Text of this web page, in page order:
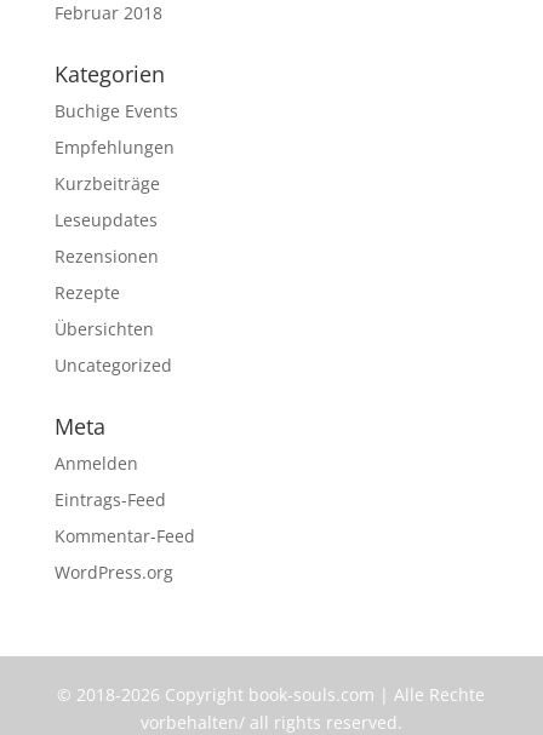
Februar 2018
Kategorien
Buchige Events
Empfehlungen
Kurzbeiträge
Leseupdates
Rezensionen
Rezepte
Übersichten
Uncategorized
Meta
Anmelden
Eintrags-Feed
Kommentar-Feed
WordPress.org
© 2018-2026 Copyright book-souls.com | Alle Rechte
vorbehalten/ all rights reserved.